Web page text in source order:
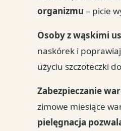
organizmu – picie
Osoby z wąskimi
naskórek i
użyciu szczoteczki
Zabezpieczanie
zimowe miesiące
pielęgnacja